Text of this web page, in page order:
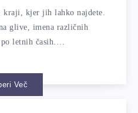
kraji, kjer jih lahko najdete.
glive, imena različnih
po letnih časih.…
Več